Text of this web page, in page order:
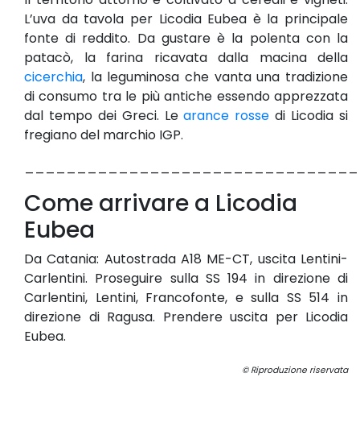
L’uva da tavola per Licodia Eubea è la principale
fonte di reddito. Da gustare è la polenta con la
patacò, la farina ricavata dalla macina della
cicerchia, la leguminosa che vanta una tradizione
di consumo tra le più antiche essendo apprezzata
dal tempo dei Greci. Learance rosse di Licodia si
fregiano del marchio IGP.
Come arrivare a Licodia
Eubea
Da Catania: Autostrada A18 ME-CT, uscita Lentini-
Carlentini. Proseguire sulla SS 194 in direzione di
Carlentini, Lentini, Francofonte, e sulla SS 514 in
direzione di Ragusa. Prendere uscita per Licodia
Eubea.
© Riproduzione riservata